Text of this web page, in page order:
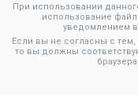
При использовании
использование
уведомлением
Если вы не согласны с
то вы должны